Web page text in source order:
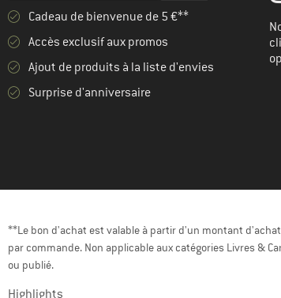
Cadeau de bienvenue de 5 €**
Accès exclusif aux promos
Ajout de produits à la liste d'envies
Surprise d'anniversaire
**Le bon d'achat est valable à partir d'un montant
par commande. Non applicable aux catégories Livres &
ou publié.
Highlights